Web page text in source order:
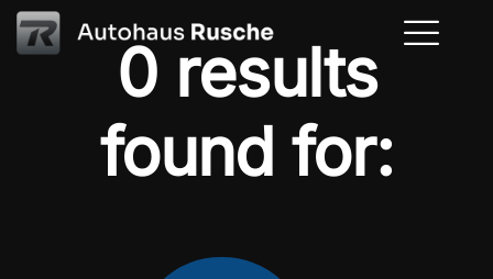
0 results
found for: